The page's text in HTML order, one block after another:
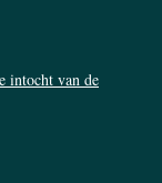
intocht van de